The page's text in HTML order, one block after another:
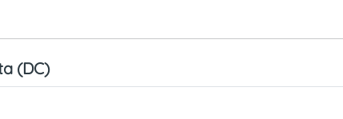
(DC)